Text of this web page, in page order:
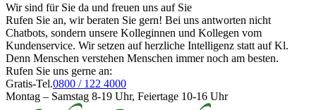
Wir sind für Sie da und freuen uns auf Sie
Rufen Sie an, wir beraten Sie gern! Bei uns antworten nicht
Chatbots, sondern unsere Kolleginnen und Kollegen vom
Kundenservice. Wir setzen auf herzliche Intelligenz statt auf Kl.
Denn Menschen verstehen Menschen immer noch am besten.
Rufen Sie uns gerne an:
Gratis-Tel.0800 / 122 4000
Montag – Samstag 8-19 Uhr, Feiertage 10-16 Uhr